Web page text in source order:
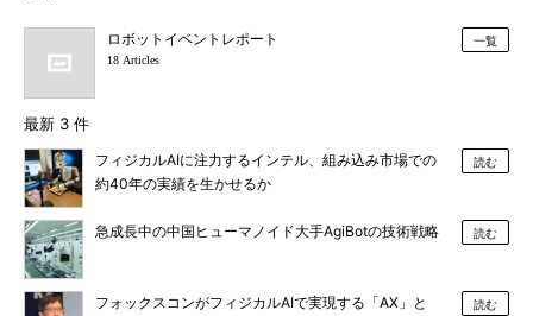
ロボットイベントレポート
18 Articles
一覧
最新 3 件
フィジカルAIに注力するインテル、組み込み市場での
約40年の実績を生かせるか
読む
急成長中の中国ヒューマノイド大手AgiBotの技術戦略 読む
フォックスコンがフィジカルAIで実現する「AX」と
読む